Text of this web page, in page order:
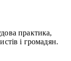
практика,
і громадян.